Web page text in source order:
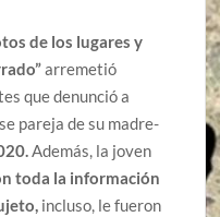
de los lugares y
arremetió
que denunció a
pareja de su madre-
Además, la joven
toda la información
incluso, le fueron